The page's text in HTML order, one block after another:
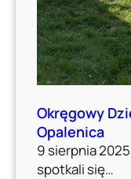
Okręgowy
Opalenica
9 sierpnia
spotkali się…